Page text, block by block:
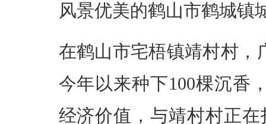
风景优美的鹤山市鹤城镇
在鹤山市宅梧镇靖村村，
今年以来种下100棵沉香
经济价值，与靖村村正